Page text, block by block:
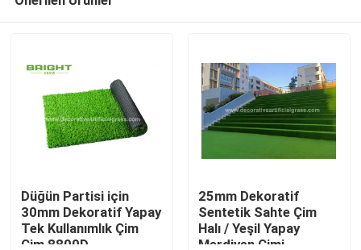
Düğün Partisi için
30mm Dekoratif Yapay
Tek Kullanımlık Çim
Çim 8800D
25mm Dekoratif
Sentetik Sahte Çim
Halı / Yeşil Yapay
Merdiven Çimi